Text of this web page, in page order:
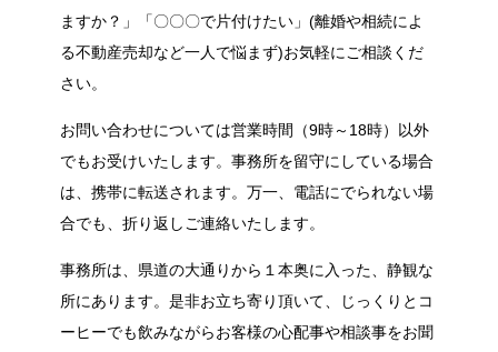
ますか？」「〇〇〇で片付けたい」(離婚や相続によ
る不動産売却など一人で悩まず)お気軽にご相談くだ
さい。
お問い合わせについては営業時間（9時～18時）以外
でもお受けいたします。事務所を留守にしている場合
は、携帯に転送されます。万一、電話にでられない場
合でも、折り返しご連絡いたします。
事務所は、県道の大通りから１本奥に入った、静観な
所にあります。是非お立ち寄り頂いて、じっくりとコ
ーヒーでも飲みながらお客様の心配事や相談事をお聞